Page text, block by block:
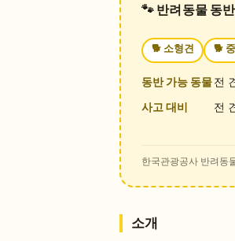
🐾 반려동물 동
🐕 소형견 🐕
동반 가능 동물전
사고 대비
전
한국관광공사 반려동
소개